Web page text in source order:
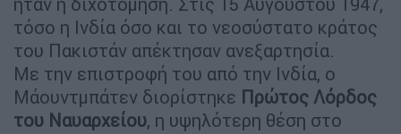
τόσο η Ινδία όσο και το νεοσύστατο κράτος
του Πακιστάν απέκτησαν ανεξαρτησία.
Με την επιστροφή του από την Ινδία, ο
Μάουντμπάτεν διορίστηκε Πρώτος Λόρδος
του Ναυαρχείου, η υψηλότερη θέση στο